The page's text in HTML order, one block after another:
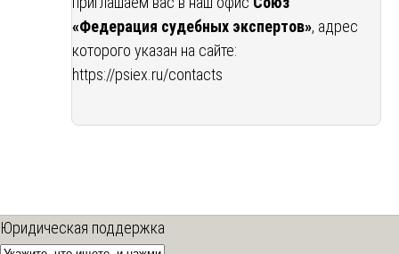
«Федерация судебных экспертов», адрес
которого указан на сайте:
https://psiex.ru/contacts
Юридическая поддержка